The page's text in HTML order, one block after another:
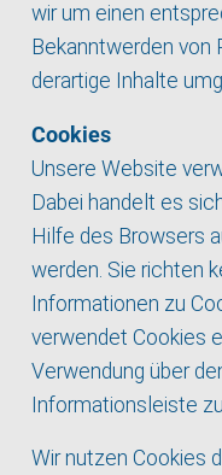
wir um einen
Bekanntwerden
derartige Inhalte
Cookies
Unsere Website
Dabei handelt es
Hilfe des Browsers
werden. Sie richten
Informationen zu
verwendet Cookies
Verwendung über
Informationsleiste
Wir nutzen Cookies